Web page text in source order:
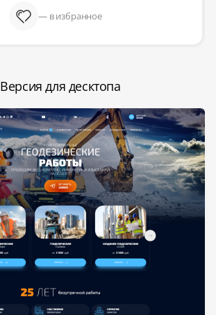
— в избранное
Версия для десктопа